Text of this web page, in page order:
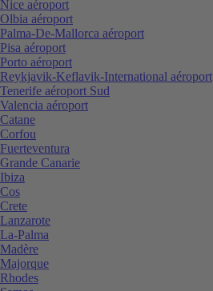
Nice aéroport
Olbia aéroport
Palma-De-Mallorca aéroport
Pisa aéroport
Porto aéroport
Reykjavik-Keflavik-International aéroport
Tenerife aéroport Sud
Valencia aéroport
Catane
Corfou
Fuerteventura
Grande Canarie
Ibiza
Cos
Crete
Lanzarote
La-Palma
Madère
Majorque
Rhodes